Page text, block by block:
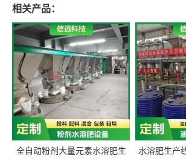
相关产品：
全自动粉剂大量元素水溶肥生
水溶肥生产